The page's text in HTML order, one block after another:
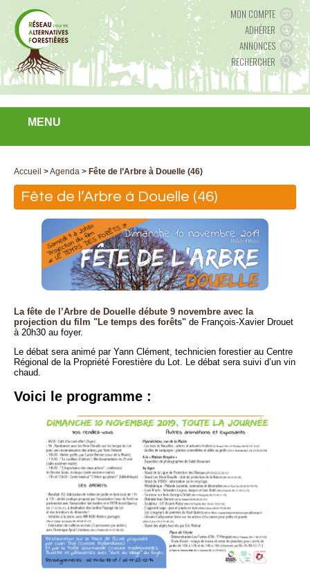
MON COMPTE
ADHÉRER
ANNONCES
RECHERCHER
MENU
Accueil >Agenda > Fête de l’Arbre à Douelle (46)
Fête de l’Arbre à Douelle (46)
La fête de l’Arbre de Douelle débute 9 novembre avec la
projection du film "Le temps des forêts" de François-Xavier Drouet
à 20h30 au foyer.
Le débat sera animé par Yann Clément, technicien forestier au Centre
Régional de la Propriété Forestière du Lot. Le débat sera suivi d’un vin
chaud.
Voici le programme :